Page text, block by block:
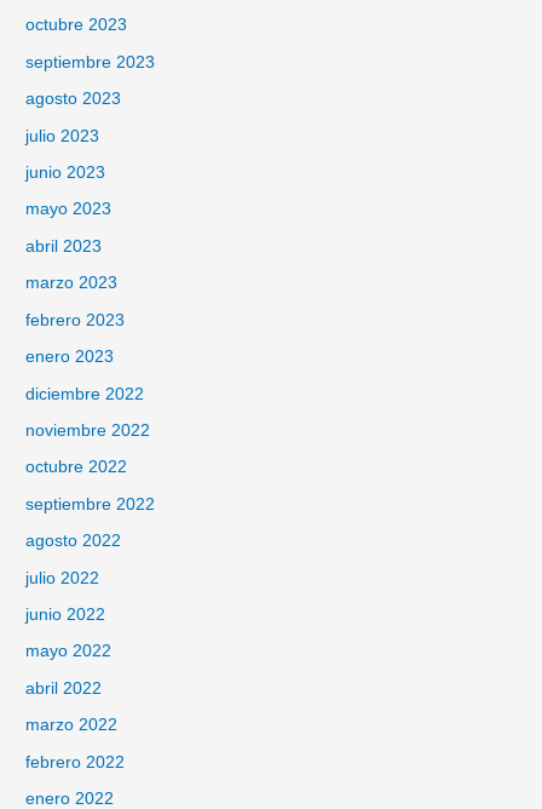
octubre 2023
septiembre 2023
agosto 2023
julio 2023
junio 2023
mayo 2023
abril 2023
marzo 2023
febrero 2023
enero 2023
diciembre 2022
noviembre 2022
octubre 2022
septiembre 2022
agosto 2022
julio 2022
junio 2022
mayo 2022
abril 2022
marzo 2022
febrero 2022
enero 2022